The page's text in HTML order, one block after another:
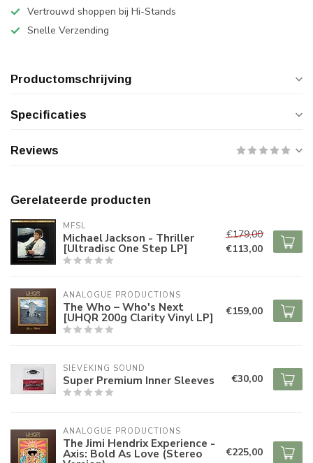
Vertrouwd shoppen bij Hi-Stands
Snelle Verzending
Productomschrijving
Specificaties
Reviews
Gerelateerde producten
MFSL
Michael Jackson - Thriller
[Ultradisc One Step LP]
€179,00
€113,00
ANALOGUE PRODUCTIONS
The Who – Who's Next
[UHQR 200g Clarity Vinyl LP] €159,00
SIEVEKING SOUND
Super Premium Inner Sleeves €30,00
ANALOGUE PRODUCTIONS
The Jimi Hendrix Experience -
Axis: Bold As Love (Stereo €225,00